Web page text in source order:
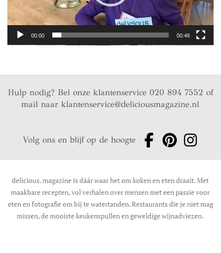
00:00 00:46
Hulp nodig? Bel onze klantenservice 020 894 7552 of
mail naarklantenservice@deliciousmagazine.nl
Volg ons en blijf op de hoogte
delicious. magazine is dáár waar het om koken en eten draait. Met
maakbare recepten, vol verhalen over mensen met een passie voor
eten en fotografie om bij te watertanden. Restaurants die je niet mag
missen, de mooiste keukenspullen en geweldige wijnadviezen.